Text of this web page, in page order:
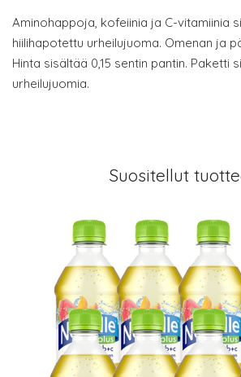
Aminohappoja, kofeiinia ja C-vitamiinia
hiilihapotettu urheilujuoma. Omenan ja
Hinta sisältää 0,15 sentin pantin. Paketti
urheilujuomia.
Suositellut